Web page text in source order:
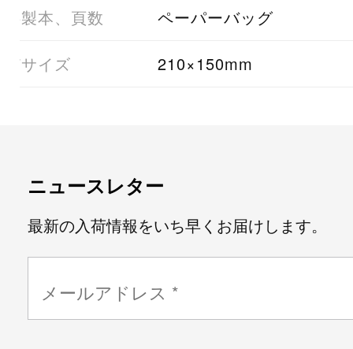
06製本、頁数 ペーパーバッグ
07サイズ 210×150mm
ニュースレター
最新の入荷情報をいち早くお届けします。